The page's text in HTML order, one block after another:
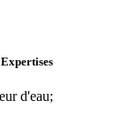
Expertises
d'eau;